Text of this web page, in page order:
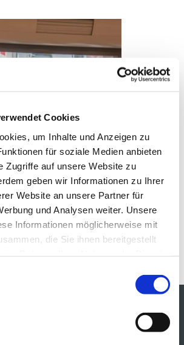
Cookies
um Inhalte und Anzeigen zu
für soziale Medien anbieten
Zugriffe auf unsere Website zu
geben wir Informationen zu Ihrer
Website an unsere Partner für
und Analysen weiter. Unsere
Informationen möglicherweise mit
die Sie ihnen bereitgestellt
2016